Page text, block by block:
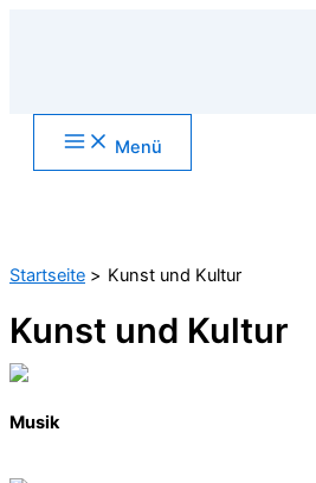
Main
Menu Menü
Startseite Kunst und Kultur
Kunst und Kultur
Musik